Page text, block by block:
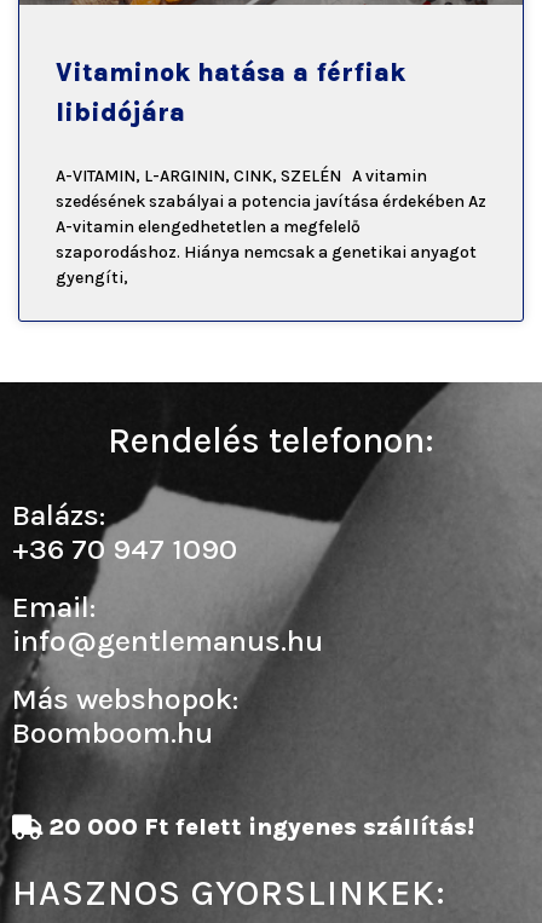
Vitaminok hatása a férfiak
libidójára
A-VITAMIN, L-ARGININ, CINK, SZELÉN A vitamin
szedésének szabályai a potencia javítása érdekében Az
A-vitamin elengedhetetlen a megfelelő
szaporodáshoz. Hiánya nemcsak a genetikai anyagot
gyengíti,
20 000 Ft felett ingyenes szállítás!
HASZNOS GYORSLINKEK:
Rendelés telefonon:
Balázs:
+36 70 947 1090
Email:
info@gentlemanus.hu
Más webshopok:
Boomboom.hu